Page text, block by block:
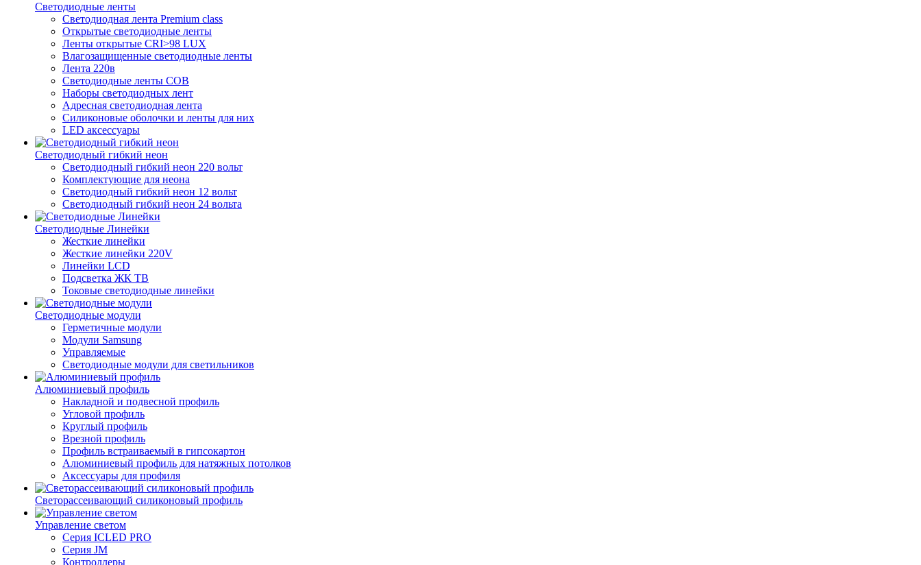
Светодиодные ленты
Светодиодная лента Premium class
Открытые светодиодные ленты
Ленты открытые CRI>98 LUX
Влагозащищенные светодиодные ленты
Лента 220в
Светодиодные ленты COB
Наборы светодиодных лент
Адресная светодиодная лента
Силиконовые оболочки и ленты для них
LED аксессуары
Светодиодный гибкий неон
Светодиодный гибкий неон 220 вольт
Комплектующие для неона
Светодиодный гибкий неон 12 вольт
Светодиодный гибкий неон 24 вольта
Светодиодные Линейки
Жесткие линейки
Жесткие линейки 220V
Линейки LCD
Подсветка ЖК ТВ
Токовые светодиодные линейки
Светодиодные модули
Герметичные модули
Модули Samsung
Управляемые
Светодиодные модули для светильников
Алюминиевый профиль
Накладной и подвесной профиль
Угловой профиль
Круглый профиль
Врезной профиль
Профиль встраиваемый в гипсокартон
Алюминиевый профиль для натяжных потолков
Аксессуары для профиля
Светорассеивающий силиконовый профиль
Управление светом
Серия ICLED PRO
Серия JM
Контроллеры